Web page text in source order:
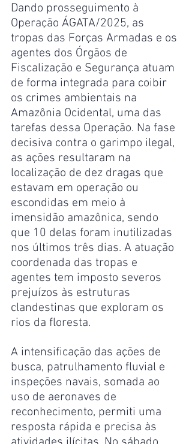
Dando prosseguimento à
Operação ÁGATA/2025, as
tropas das Forças Armadas e os
agentes dos Órgãos de
Fiscalização e Segurança atuam
de forma integrada para coibir
os crimes ambientais na
Amazônia Ocidental, uma das
tarefas dessa Operação. Na fase
decisiva contra o garimpo ilegal,
as ações resultaram na
localização de dez dragas que
estavam em operação ou
escondidas em meio à
imensidão amazônica, sendo
que 10 delas foram inutilizadas
nos últimos três dias. A atuação
coordenada das tropas e
agentes tem imposto severos
prejuízos às estruturas
clandestinas que exploram os
rios da floresta.
A intensificação das ações de
busca, patrulhamento fluvial e
inspeções navais, somada ao
uso de aeronaves de
reconhecimento, permiti uma
resposta rápida e precisa às